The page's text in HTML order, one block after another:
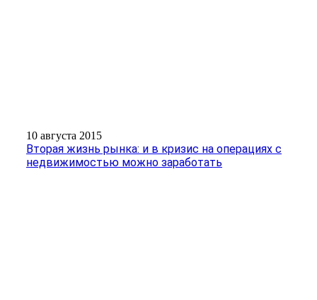
10 августа 2015
Вторая жизнь рынка: и в кризис на операциях с
недвижимостью можно заработать